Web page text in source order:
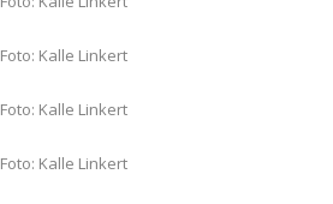
Foto: Kalle Linkert
Foto: Kalle Linkert
Foto: Kalle Linkert